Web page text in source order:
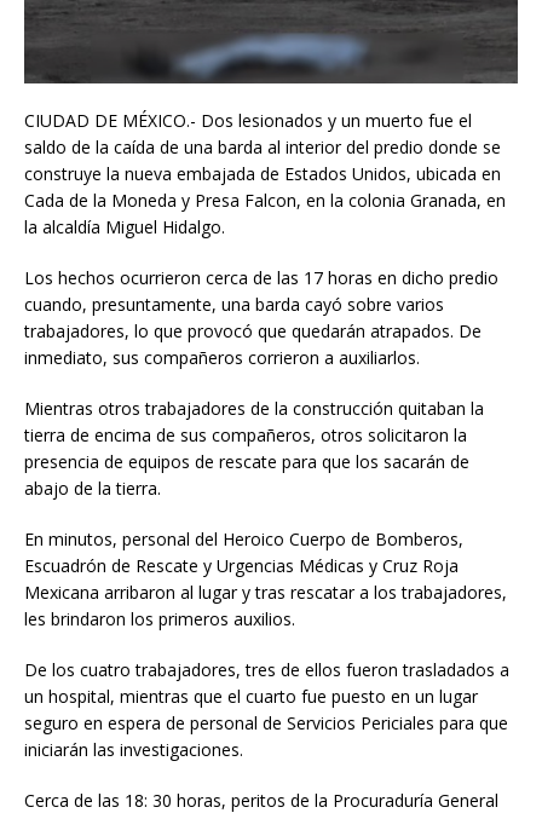
CIUDAD DE MÉXICO.- Dos lesionados y un muerto fue el
saldo de la caída de una barda al interior del predio donde se
construye la nueva embajada de Estados Unidos, ubicada en
Cada de la Moneda y Presa Falcon, en la colonia Granada, en
la alcaldía Miguel Hidalgo.
Los hechos ocurrieron cerca de las 17 horas en dicho predio
cuando, presuntamente, una barda cayó sobre varios
trabajadores, lo que provocó que quedarán atrapados. De
inmediato, sus compañeros corrieron a auxiliarlos.
Mientras otros trabajadores de la construcción quitaban la
tierra de encima de sus compañeros, otros solicitaron la
presencia de equipos de rescate para que los sacarán de
abajo de la tierra.
En minutos, personal del Heroico Cuerpo de Bomberos,
Escuadrón de Rescate y Urgencias Médicas y Cruz Roja
Mexicana arribaron al lugar y tras rescatar a los trabajadores,
les brindaron los primeros auxilios.
De los cuatro trabajadores, tres de ellos fueron trasladados a
un hospital, mientras que el cuarto fue puesto en un lugar
seguro en espera de personal de Servicios Periciales para que
iniciarán las investigaciones.
Cerca de las 18: 30 horas, peritos de la Procuraduría General